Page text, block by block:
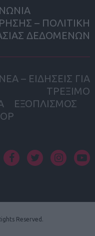
– ΠΟΛΙΤΙΚΗ
ΔΕΔΟΜΕΝΩΝ
– ΕΙΔΗΣΕΙΣ ΓΙΑ
ΤΡΕΞΙΜΟ
ΕΞΟΠΛΙΣΜΟΣ
Reserved.